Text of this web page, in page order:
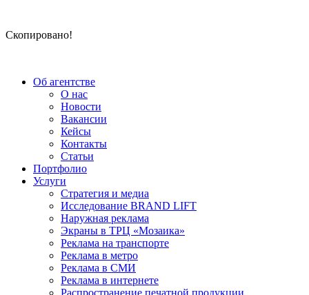
Скопировано!
Об агентстве
О нас
Новости
Вакансии
Кейсы
Контакты
Статьи
Портфолио
Услуги
Стратегия и медиа
Исследование BRAND LIFT
Наружная реклама
Экраны в ТРЦ «Мозаика»
Реклама на транспорте
Реклама в метро
Реклама в СМИ
Реклама в интернете
Распространение печатной продукции